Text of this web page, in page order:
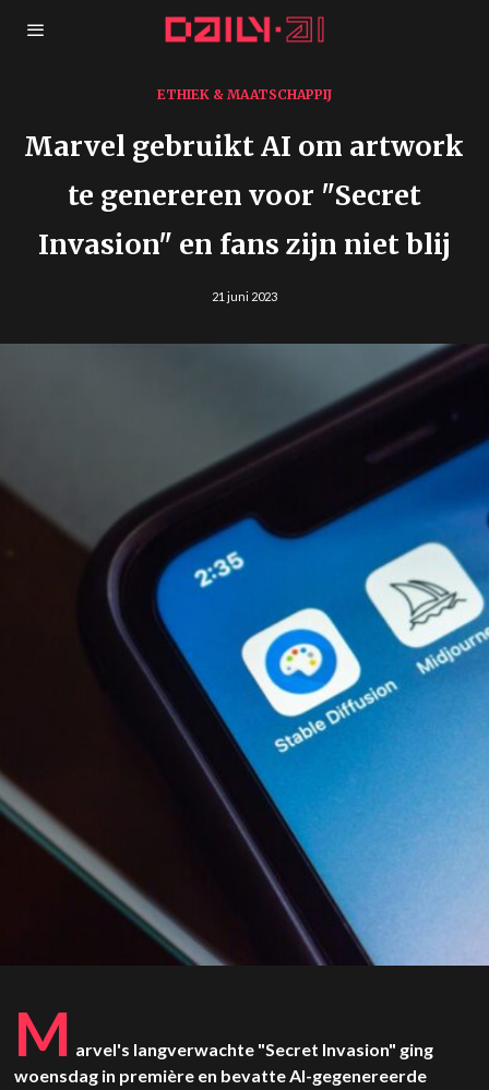
ETHIEK & MAATSCHAPPIJ
Marvel gebruikt AI om artwork
te genereren voor "Secret
Invasion" en fans zijn niet blij
21 juni 2023
M arvel's langverwachte "Secret Invasion" ging
woensdag in première en bevatte AI-gegenereerde